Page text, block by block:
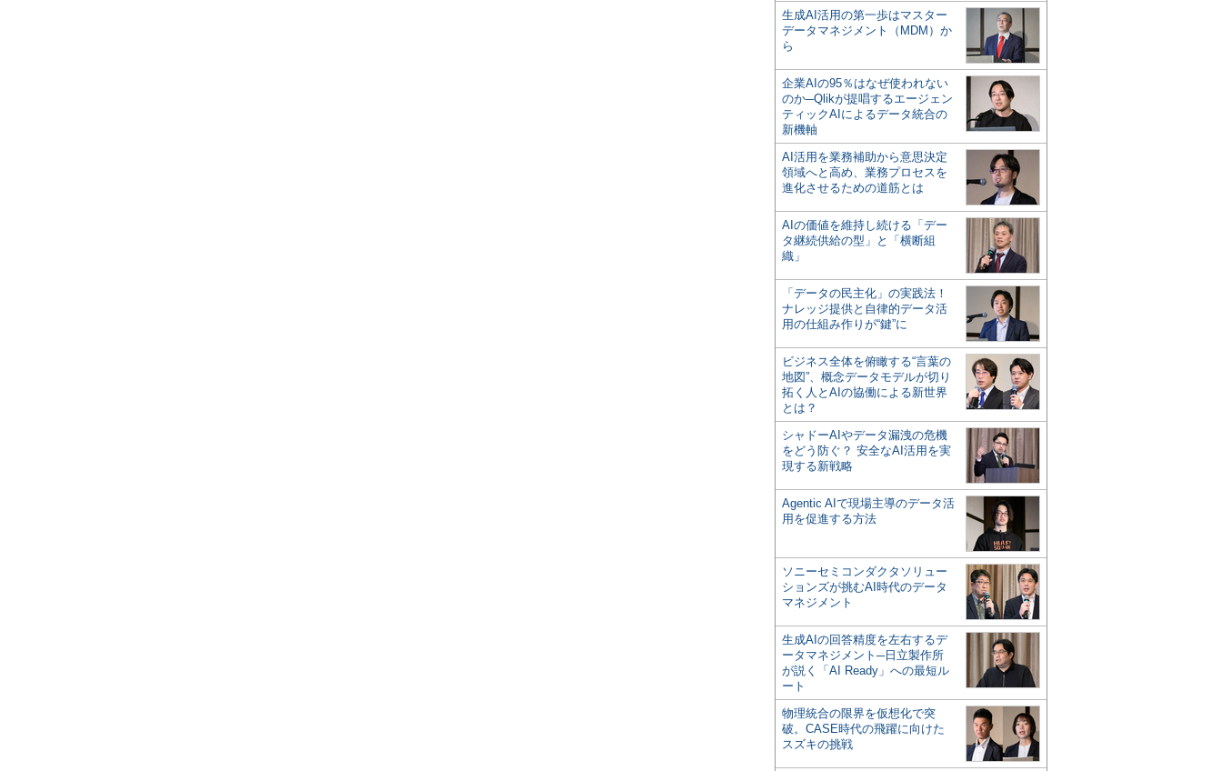
生成AI活用の第一歩はマスター
データマネジメント（MDM）か
ら
企業AIの95％はなぜ使われない
のか─Qlikが提唱するエージェン
ティックAIによるデータ統合の
新機軸
AI活用を業務補助から意思決定
領域へと高め、業務プロセスを
進化させるための道筋とは
AIの価値を維持し続ける「デー
タ継続供給の型」と「横断組
織」
「データの民主化」の実践法！
ナレッジ提供と自律的データ活
用の仕組み作りが“鍵”に
ビジネス全体を俯瞰する“言葉の
地図”、概念データモデルが切り
拓く人とAIの協働による新世界
とは？
シャドーAIやデータ漏洩の危機
をどう防ぐ？ 安全なAI活用を実
現する新戦略
Agentic AIで現場主導のデータ活
用を促進する方法
ソニーセミコンダクタソリュー
ションズが挑むAI時代のデータ
マネジメント
生成AIの回答精度を左右するデ
ータマネジメント─日立製作所
が説く「AI Ready」への最短ル
ート
物理統合の限界を仮想化で突
破。CASE時代の飛躍に向けた
スズキの挑戦